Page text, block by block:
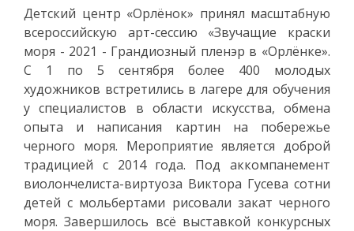
Детский центр «Орлёнок» принял масштабную
всероссийскую арт-сессию «Звучащие краски
моря - 2021 - Грандиозный пленэр в «Орлёнке».
С 1 по 5 сентября более 400 молодых
художников встретились в лагере для обучения
у специалистов в области искусства, обмена
опыта и написания картин на побережье
черного моря. Мероприятие является доброй
традицией с 2014 года. Под аккомпанемент
виолончелиста-виртуоза Виктора Гусева сотни
детей с мольбертами рисовали закат черного
моря. Завершилось всё выставкой конкурсных